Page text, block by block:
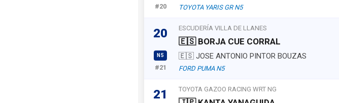
#20 TOYOTA YARIS GR N5
20
N5
#21
ESCUDERÍA VILLA DE LLANES
🇪🇸 BORJA CUE CORRAL
🇪🇸 JOSE ANTONIO PINTOR BOUZAS
FORD PUMA N5
21 TOYOTA GAZOO RACING WRT NG